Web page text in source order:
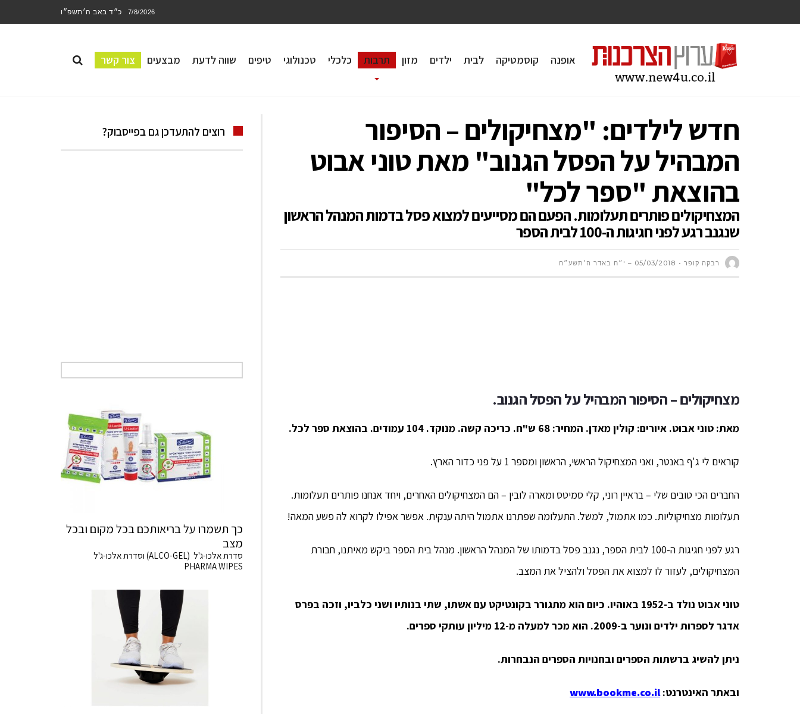
7/8/2026 כ״ד באב ה׳תשפ״ו
אופנה קוסמטיקה לבית ילדים מזון תרבות כלכלי טכנולוגי טיפים שווה לדעת מבצעים צור קשר
חדש לילדים: "מצחיקולים – הסיפור
המבהיל על הפסל הגנוב" מאת טוני אבוט
בהוצאת "ספר לכל"
המצחיקולים פותרים תעלומות. הפעם הם מסייעים למצוא פסל בדמות המנהל הראשון
שנגנב רגע לפני חגיגות ה-100 לבית הספר
רבקה קופר 05/03/2018 – י״ח באדר ה׳תשע״ח
מצחיקולים – הסיפור המבהיל על הפסל הגנוב.
מאת: טוני אבוט. איורים: קולין מאדן. המחיר: 68 ש"ח. כריכה קשה. מנוקד. 104 עמודים. בהוצאת ספר לכל.
קוראים לי ג'ף באנטר, ואני המצחיקול הראשי, הראשון ומספר 1 על פני כדור הארץ.
החברים הכי טובים שלי – בראיין רוני, קלי סמיטס ומארה לובין – הם המצחיקולים האחרים, ויחד אנחנו פותרים תעלומות.
תעלומות מצחיקוליות. כמו אתמול, למשל. התעלומה שפתרנו אתמול היתה ענקית. אפשר אפילו לקרוא לה פשע המאה!
רגע לפני חגיגות ה-100 לבית הספר, נגנב פסל בדמותו של המנהל הראשון. מנהל בית הספר ביקש מאיתנו, חבורת
המצחיקולים, לעזור לו למצוא את הפסל ולהציל את המצב.
טוני אבוט נולד ב-1952 באוהיו. כיום הוא מתגורר בקונטיקט עם אשתו, שתי בנותיו ושני כלביו, וזכה בפרס
אדגר לספרות ילדים ונוער ב-2009. הוא מכר למעלה מ-12 מיליון עותקי ספרים.
ניתן להשיג ברשתות הספרים ובחנויות הספרים הנבחרות.
ובאתר האינטרנט:www.bookme.co.il
רוצים להתעדכן גם בפייסבוק?
כך תשמרו על בריאותכם בכל מקום ובכל
מצב
סדרת אלכו-ג'ל (ALCO-GEL) וסדרת אלכו-ג'ל
PHARMA WIPES